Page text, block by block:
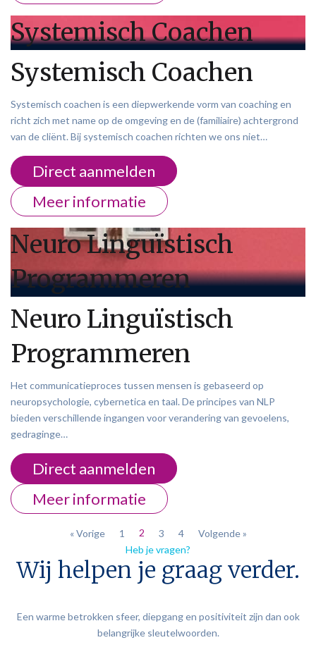
Systemisch Coachen
Systemisch Coachen
Systemisch coachen is een diepwerkende vorm van coaching en
richt zich met name op de omgeving en de (familiaire) achtergrond
van de cliënt. Bij systemisch coachen richten we ons niet…
Direct aanmelden
Meer informatie
Neuro Linguïstisch
Programmeren
Neuro Linguïstisch
Programmeren
Het communicatieproces tussen mensen is gebaseerd op
neuropsychologie, cybernetica en taal. De principes van NLP
bieden verschillende ingangen voor verandering van gevoelens,
gedraginge…
Direct aanmelden
Meer informatie
« Vorige 1 2 3 4
Volgende »
Heb je vragen?
Wij helpen je graag verder.
Een warme betrokken sfeer, diepgang en positiviteit zijn dan ook
belangrijke sleutelwoorden.